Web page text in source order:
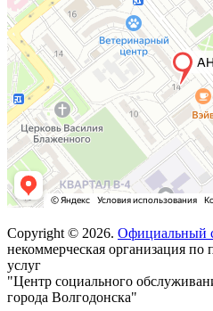
Copyright © 2026. Официальный
некоммерческая организация
услуг
"Центр социального
города Волгодонска"